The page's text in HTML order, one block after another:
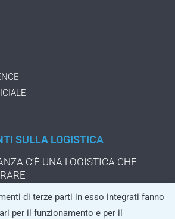
SULLA LOGISTICA
C’È UNA LOGISTICA CHE
LA GESTIONE DEI TRASPORTI È
DI SCELTA PER I CLIENTI
di terze parti in esso integrati fanno
per il funzionamento e per il